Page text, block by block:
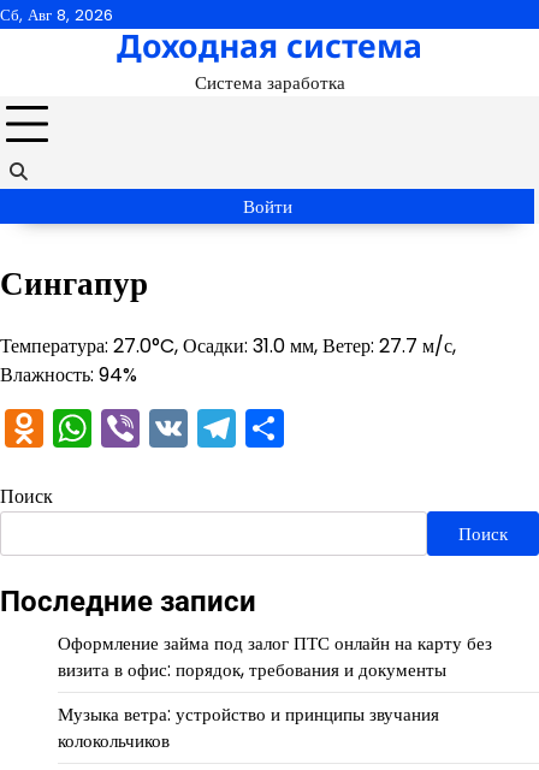
Перейти
Сб, Авг 8, 2026
Доходная система
Система заработка
Войти
Сингапур
Температура: 27.0°C, Осадки: 31.0 мм, Ветер: 27.7 м/с,
Влажность: 94%
Odnoklassniki
WhatsApp
Viber
VKTelegram
Поиск
Поиск
Последние записи
Оформление займа под залог ПТС онлайн на карту без
визита в офис: порядок, требования и документы
Музыка ветра: устройство и принципы звучания
колокольчиков